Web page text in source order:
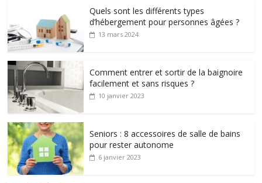
Quels sont les différents types
d’hébergement pour personnes âgées ?
13 mars 2024
Comment entrer et sortir de la baignoire
facilement et sans risques ?
10 janvier 2023
Seniors : 8 accessoires de salle de bains
pour rester autonome
6 janvier 2023